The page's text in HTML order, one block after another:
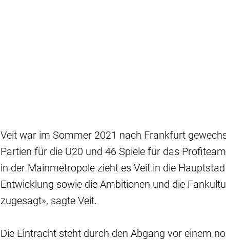
Veit war im Sommer 2021 nach Frankfurt
Partien für die U20 und 46 Spiele für das
in der Mainmetropole zieht es Veit in die
Entwicklung sowie die Ambitionen und die
zugesagt», sagte Veit.
Die Eintracht steht durch den Abgang vor einem